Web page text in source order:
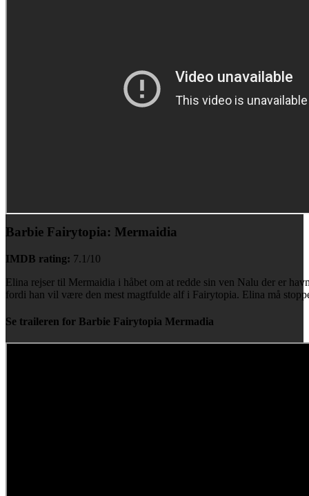
Barbie Fairytopia: Mermaidia
IMDB rating: 7.1/10
Elina rejser til Mermaidia i håbet om at redde sin ven Nalu der er
fordi han vil være den mest magtfulde alf i Fairytopia. Elina må
Se traileren for Barbie Fairytopia Mermadia